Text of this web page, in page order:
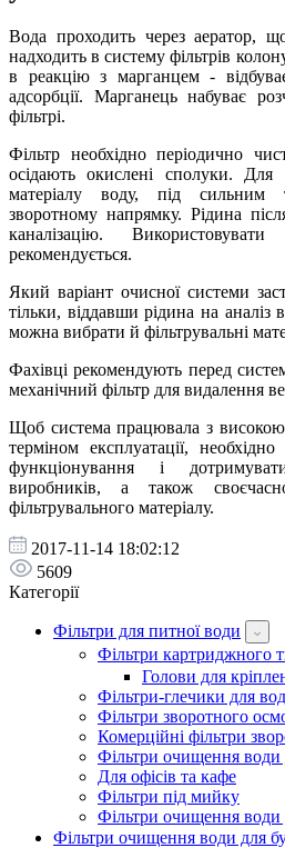
Вода проходить через аератор,
надходить в систему фільтрів
в реакцію з марганцем -
адсорбції. Марганець набуває
фільтрі.
Фільтр необхідно періодично
осідають окислені сполуки. Для
матеріалу воду, під сильним
зворотному напрямку. Рідина
каналізацію.
рекомендується.
Який варіант очисної системи
тільки, віддавши рідина на аналіз
можна вибрати й фільтрувальні
Фахівці рекомендують перед
механічний фільтр для видалення
Щоб система працювала з
терміном експлуатації,
функціонування і
виробників, а також
фільтрувального матеріалу.
2017-11-14 18:02:12
5609
Категорії
Фільтри для питної води
Фільтри картриджного
Голови для
Фільтри-глечики для
Фільтри зворотного
Комерційні фільтри
Фільтри очищення води
Для офісів та кафе
Фільтри під мийку
Фільтри очищення води
Фільтри очищення води для